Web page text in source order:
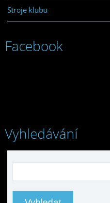
Stroje klubu
Facebook
Vyhledávání